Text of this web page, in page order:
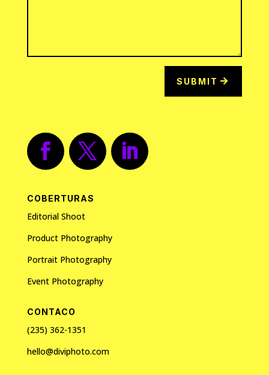
SUBMIT
COBERTURAS
Editorial Shoot
Product Photography
Portrait Photography
Event Photography
CONTACO
(235) 362-1351
hello@diviphoto.com